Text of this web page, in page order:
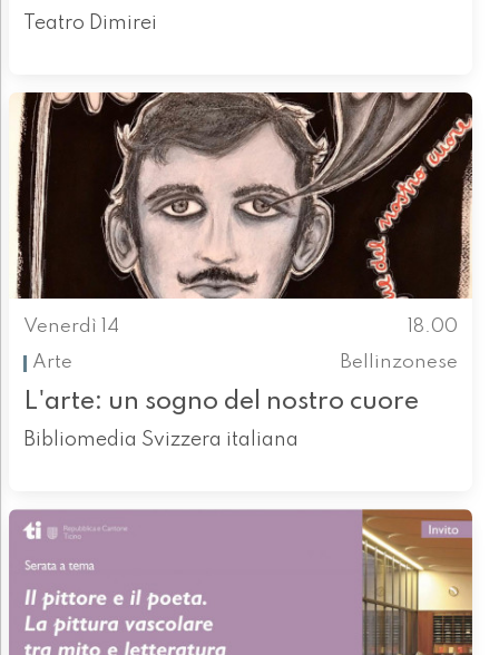
Teatro Dimirei
Venerdì 14
18.00
Arte
Bellinzonese
L'arte: un sogno del nostro cuore
Bibliomedia Svizzera italiana